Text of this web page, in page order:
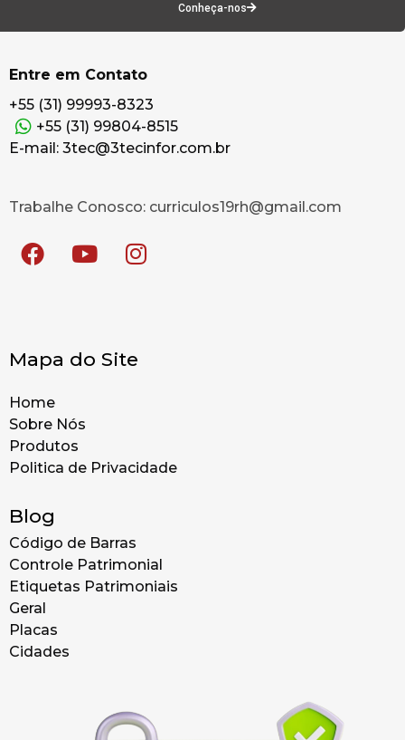
Conheça-nos
Entre em Contato
+55 (31) 99993-8323
+55 (31) 99804-8515
E-mail: 3tec@3tecinfor.com.br
Trabalhe Conosco: curriculos19rh@gmail.com
Mapa do Site
Home
Sobre Nós
Produtos
Politica de Privacidade
Blog
Código de Barras
Controle Patrimonial
Etiquetas Patrimoniais
Geral
Placas
Cidades